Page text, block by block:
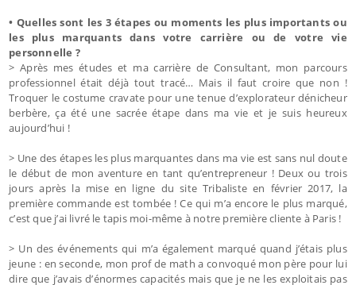
• Quelles sont les 3 étapes ou moments les plus importants ou
les plus marquants dans votre carrière ou de votre vie
personnelle ?
> Après mes études et ma carrière de Consultant, mon parcours
professionnel était déjà tout tracé… Mais il faut croire que non !
Troquer le costume cravate pour une tenue d’explorateur dénicheur
berbère, ça été une sacrée étape dans ma vie et je suis heureux
aujourd’hui !
> Une des étapes les plus marquantes dans ma vie est sans nul doute
le début de mon aventure en tant qu’entrepreneur ! Deux ou trois
jours après la mise en ligne du site Tribaliste en février 2017, la
première commande est tombée ! Ce qui m’a encore le plus marqué,
c’est que j’ai livré le tapis moi-même à notre première cliente à Paris !
> Un des événements qui m’a également marqué quand j’étais plus
jeune : en seconde, mon prof de math a convoqué mon père pour lui
dire que j’avais d’énormes capacités mais que je ne les exploitais pas